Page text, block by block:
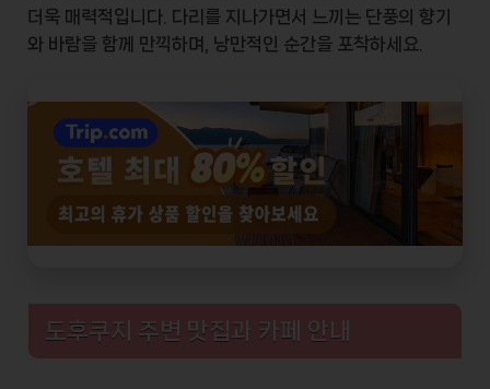
더욱 매력적입니다. 다리를 지나가면서 느끼는 단풍의 향기
와 바람을 함께 만끽하며, 낭만적인 순간을 포착하세요.
도후쿠지 주변 맛집과 카페 안내